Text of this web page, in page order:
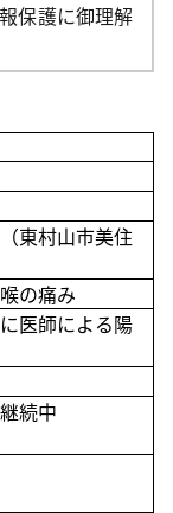
保護に御理解
東村山市美住
の痛み
医師による陽
続中